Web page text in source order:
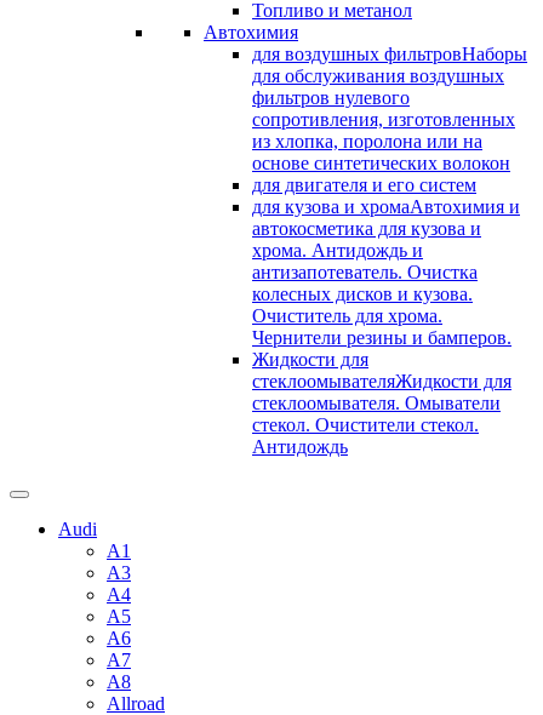
Топливо и метанол
Автохимия
для воздушных фильтровНаборы
для обслуживания воздушных
фильтров нулевого
сопротивления, изготовленных
из хлопка, поролона или на
основе синтетических волокон
для двигателя и его систем
для кузова и хромаАвтохимия и
автокосметика для кузова и
хрома. Антидождь и
антизапотеватель. Очистка
колесных дисков и кузова.
Очиститель для хрома.
Чернители резины и бамперов.
Жидкости для
стеклоомывателяЖидкости для
стеклоомывателя. Омыватели
стекол. Очистители стекол.
Антидождь
Audi
A1
A3
A4
A5
A6
A7
A8
Allroad